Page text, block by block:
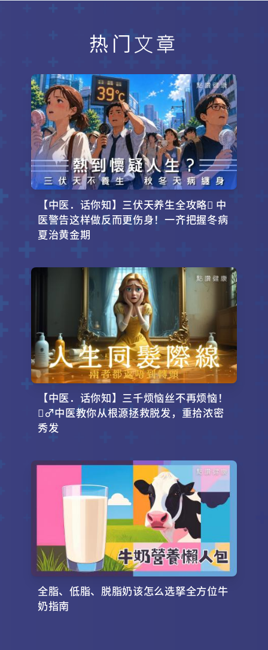
热门文章
【中医．话你知】三伏天养生全攻略 中
医警告这样做反而更伤身！一齐把握冬病
夏治黄金期
【中医．话你知】三千烦恼丝不再烦恼！
‍♂️中医教你从根源拯救脱发，重拾浓密
秀发
全脂、低脂、脱脂奶该怎么选拏全方位牛
奶指南